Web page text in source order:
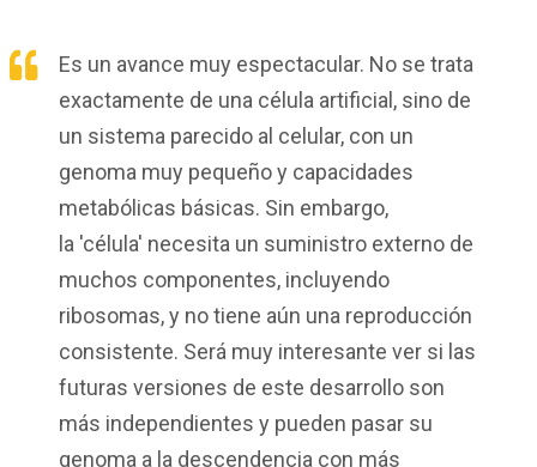
Es un avance muy espectacular. No se trata
exactamente de una célula artificial, sino de
un sistema parecido al celular, con un
genoma muy pequeño y capacidades
metabólicas básicas. Sin embargo,
la 'célula' necesita un suministro externo de
muchos componentes, incluyendo
ribosomas, y no tiene aún una reproducción
consistente. Será muy interesante ver si las
futuras versiones de este desarrollo son
más independientes y pueden pasar su
genoma a la descendencia con más